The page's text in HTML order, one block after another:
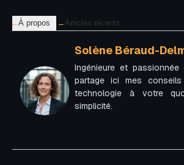
À propos Articles récents
Solène Béraud-
Ingénieure et
partage ici mes
technologie à votre
simplicité.